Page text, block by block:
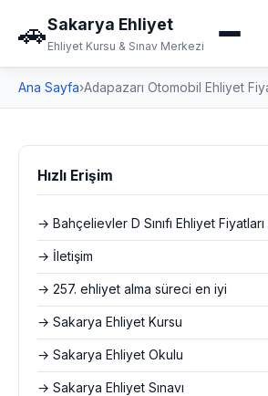
🚗Sakarya Ehliyet
Ehliyet Kursu & Sınav Merkezi
Ana Sayfa›Adapazarı Otomobil Ehliyet
Hızlı Erişim
→ Bahçelievler D Sınıfı Ehliyet Fiyatları
→ İletişim
→ 257. ehliyet alma süreci en iyi
→ Sakarya Ehliyet Kursu
→ Sakarya Ehliyet Okulu
→ Sakarya Ehliyet Sınavı